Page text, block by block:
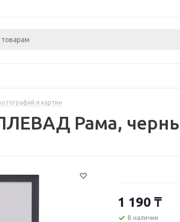
и картин
Рама,
1 190 ₸
В наличии